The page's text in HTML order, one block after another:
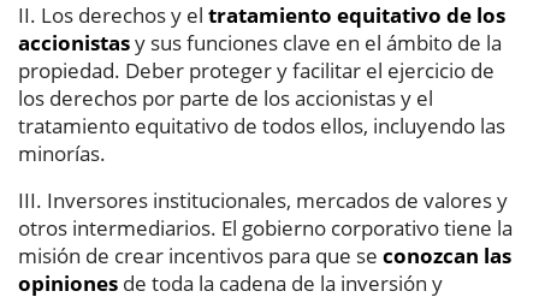
II. Los derechos y el tratamiento equitativo de los
accionistasy sus funciones clave en el ámbito de la
propiedad. Deber proteger y facilitar el ejercicio de
los derechos por parte de los accionistas y el
tratamiento equitativo de todos ellos, incluyendo las
minorías.
III. Inversores institucionales, mercados de valores y
otros intermediarios. El gobierno corporativo tiene la
misión de crear incentivos para que se conozcan las
opiniones de toda la cadena de la inversión y